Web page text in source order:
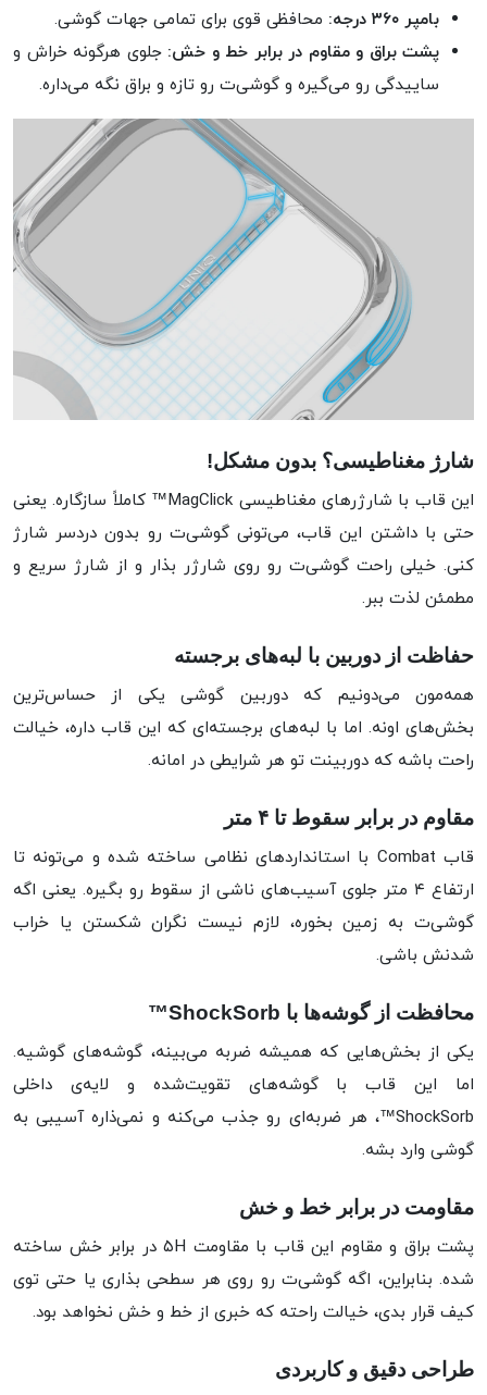
بامپر ۳۶۰ درجه:
محافظی قوی برای تمامی جهات گوشی.
پشت براق و مقاوم در برابر خط و خش: جلوی هرگونه خراش و
ساییدگی رو می‌گیره و گوشی‌ت رو تازه و براق نگه می‌داره.
شارژ مغناطیسی؟ بدون مشکل!
این قاب با شارژرهای مغناطیسی MagClick™ کاملاً سازگاره. یعنی
حتی با داشتن این قاب، می‌تونی گوشی‌ت رو بدون دردسر شارژ
کنی. خیلی راحت گوشی‌ت رو روی شارژر بذار و از شارژ سریع و
مطمئن لذت ببر.
حفاظت از دوربین با لبه‌های برجسته
همه‌مون می‌دونیم که دوربین گوشی یکی از حساس‌ترین
بخش‌های اونه. اما با لبه‌های برجسته‌ای که این قاب داره، خیالت
راحت باشه که دوربینت تو هر شرایطی در امانه.
مقاوم در برابر سقوط تا ۴ متر
قاب Combat با استانداردهای نظامی ساخته شده و می‌تونه تا
ارتفاع ۴ متر جلوی آسیب‌های ناشی از سقوط رو بگیره. یعنی اگه
گوشی‌ت به زمین بخوره، لازم نیست نگران شکستن یا خراب
شدنش باشی.
محافظت از گوشه‌ها با ShockSorb™
یکی از بخش‌هایی که همیشه ضربه می‌بینه، گوشه‌های گوشیه.
اما این قاب با گوشه‌های تقویت‌شده و لایه‌ی داخلی
ShockSorb™، هر ضربه‌ای رو جذب می‌کنه و نمی‌ذاره آسیبی به
گوشی وارد بشه.
مقاومت در برابر خط و خش
پشت براق و مقاوم این قاب با مقاومت ۵H در برابر خش ساخته
شده. بنابراین، اگه گوشی‌ت رو روی هر سطحی بذاری یا حتی توی
کیف قرار بدی، خیالت راحته که خبری از خط و خش نخواهد بود.
طراحی دقیق و کاربردی